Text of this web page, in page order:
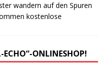
wandern auf den Spuren
kostenlose
ECHO“-ONLINESHOP!